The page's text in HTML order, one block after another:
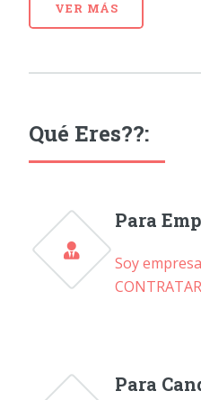
VER MÁS
Qué Eres??:
Para
Soy
CONTRATAR
Para